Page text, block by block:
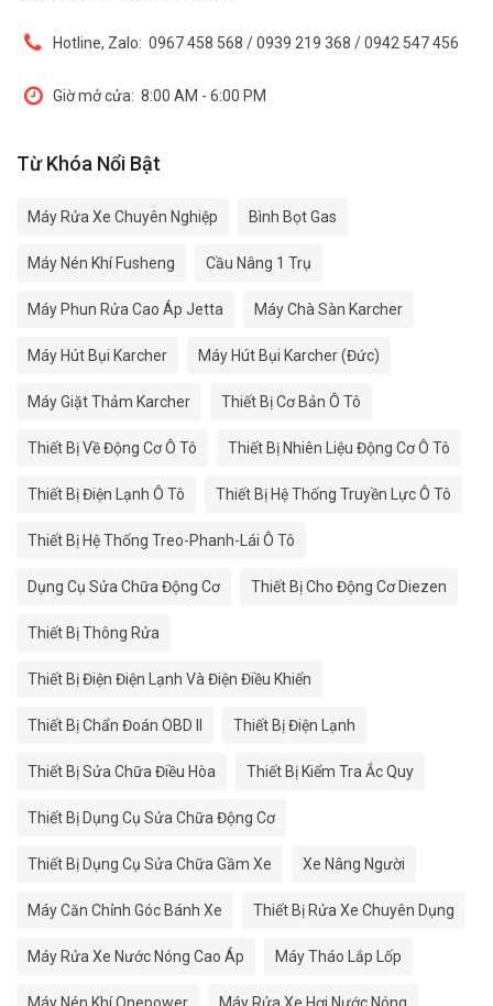
Hotline, Zalo: 0967 458 568 / 0939 219 368 / 0942 547 456
Giờ mở cửa: 8:00 AM - 6:00 PM
Từ Khóa Nổi Bật
Máy Rửa Xe Chuyên Nghiệp Bình Bọt Gas
Máy Nén Khí Fusheng Cầu Nâng 1 Trụ
Máy Phun Rửa Cao Áp Jetta Máy Chà Sàn Karcher
Máy Hút Bụi Karcher Máy Hút Bụi Karcher (Đức)
Máy Giặt Thảm Karcher Thiết Bị Cơ Bản Ô Tô
Thiết Bị Về Động Cơ Ô Tô Thiết Bị Nhiên Liệu Động Cơ Ô Tô
Thiết Bị Điện Lạnh Ô Tô Thiết Bị Hệ Thống Truyền Lực Ô Tô
Thiết Bị Hệ Thống Treo-Phanh-Lái Ô Tô
Dụng Cụ Sửa Chữa Động Cơ Thiết Bị Cho Động Cơ Diezen
Thiết Bị Thông Rửa
Thiết Bị Điện Điện Lạnh Và Điện Điều Khiển
Thiết Bị Chẩn Đoán OBD II Thiết Bị Điện Lạnh
Thiết Bị Sửa Chữa Điều Hòa Thiết Bị Kiểm Tra Ắc Quy
Thiết Bị Dụng Cụ Sửa Chữa Động Cơ
Thiết Bị Dụng Cụ Sửa Chữa Gầm Xe Xe Nâng Người
Máy Căn Chỉnh Góc Bánh Xe Thiết Bị Rửa Xe Chuyên Dụng
Máy Rửa Xe Nước Nóng Cao Áp Máy Tháo Lắp Lốp